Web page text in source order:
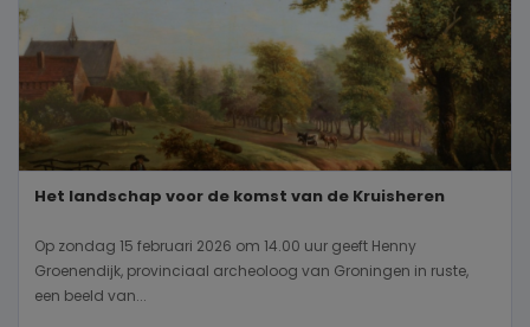
Het landschap voor de komst van de Kruisheren
Op zondag 15 februari 2026 om 14.00 uur geeft Henny
Groenendijk, provinciaal archeoloog van Groningen in ruste,
een beeld van...